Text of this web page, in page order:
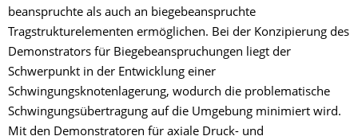
beanspruchte als auch an biegebeanspruchte
Tragstrukturelementen ermöglichen. Bei der Konzipierung des
Demonstrators für Biegebeanspruchungen liegt der
Schwerpunkt in der Entwicklung einer
Schwingungsknotenlagerung, wodurch die problematische
Schwingungsübertragung auf die Umgebung minimiert wird.
Mit den Demonstratoren für axiale Druck- und